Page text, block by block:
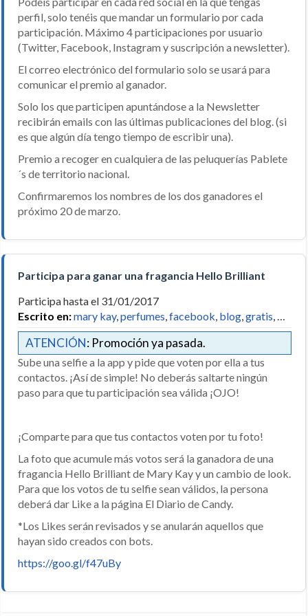
perfil, solo tenéis que mandar un formulario por cada
participación. Máximo 4 participaciones por usuario
(Twitter, Facebook, Instagram y suscripción a newsletter).
El correo electrónico del formulario solo se usará para
comunicar el premio al ganador.
Solo los que participen apuntándose a la Newsletter
recibirán emails con las últimas publicaciones del blog. (si
es que algún día tengo tiempo de escribir una).
Premio a recoger en cualquiera de las peluquerías Pablete
´s de territorio nacional.
Confirmaremos los nombres de los dos ganadores el
próximo 20 de marzo.
Participa para ganar una fragancia Hello Brilliant
Participa hasta el 31/01/2017
Escrito en:mary kay,perfumes,facebook, blog,gratis, …
ATENCIÓN: Promoción ya pasada.
Sube una selfie a la app y pide que voten por ella a tus
contactos. ¡Así de simple! No deberás saltarte ningún
paso para que tu participación sea válida ¡OJO!
¡Comparte para que tus contactos voten por tu foto!
La foto que acumule más votos será la ganadora de una
fragancia Hello Brilliant de Mary Kay y un cambio de look.
Para que los votos de tu selfie sean válidos, la persona
deberá dar Like a la página El Diario de Candy.
*Los Likes serán revisados y se anularán aquellos que
hayan sido creados con bots.
https://goo.gl/f47uBy